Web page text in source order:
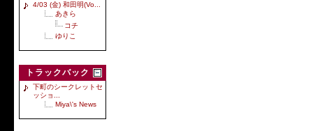
4/03 (金) 和田明(Vo...
あきら
コチ
ゆりこ
トラックバック
下町のシークレットセ
ッショ...
Miya\'s News